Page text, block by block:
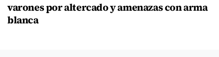
varones por altercado y amenazas con arma
blanca